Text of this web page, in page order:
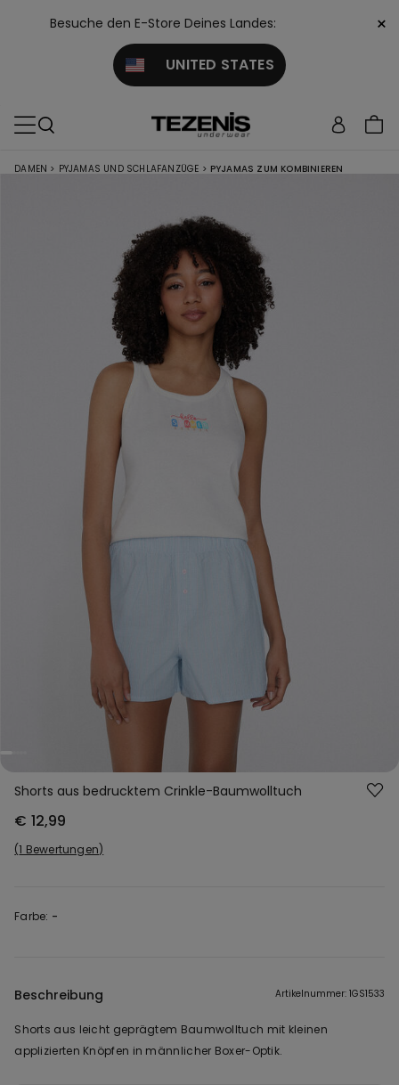
Besuche den E-Store Deines Landes:
UNITED STATES
×
DAMEN > PYJAMAS UND SCHLAFANZÜGE > PYJAMAS ZUM KOMBINIEREN
Shorts aus bedrucktem Crinkle-Baumwolltuch
€ 12,99
1 Bewertungen
Farbe: -
Beschreibung Artikelnummer: 1GS1533
Shorts aus leicht geprägtem Baumwolltuch mit kleinen
applizierten Knöpfen in männlicher Boxer-Optik.